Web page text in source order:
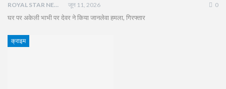
ROYAL STAR NEWS जून 11, 2026 0
घर पर अकेली भाभी पर देवर ने किया जानलेवा हमला, गिरफ्तार
क्राइम